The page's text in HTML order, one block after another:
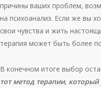
причины ваших проблем,
на психоанализ. Если же вы
свои чувства и жить
терапия может быть более
В конечном итоге выбор
тот метод терапии,